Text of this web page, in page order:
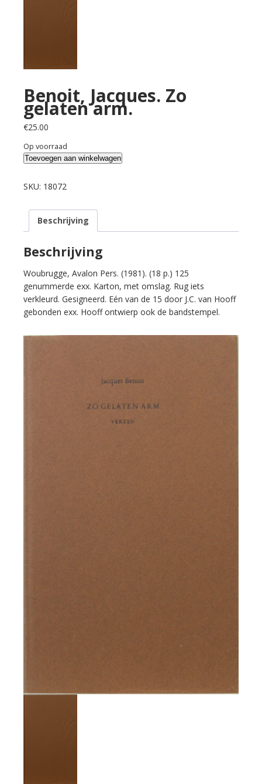
Benoit, Jacques. Zo
gelaten arm.
€25.00
Op voorraad
Benoit,
Zo
arm.
aantal
Toevoegen aan winkelwagen
SKU: 18072
Beschrijving
Beschrijving
Woubrugge, Avalon Pers. (1981). (18 p.) 125
genummerde exx. Karton, met omslag. Rug iets
verkleurd. Gesigneerd. Eén van de 15 door J.C. van Hooff
gebonden exx. Hooff ontwierp ook de bandstempel.